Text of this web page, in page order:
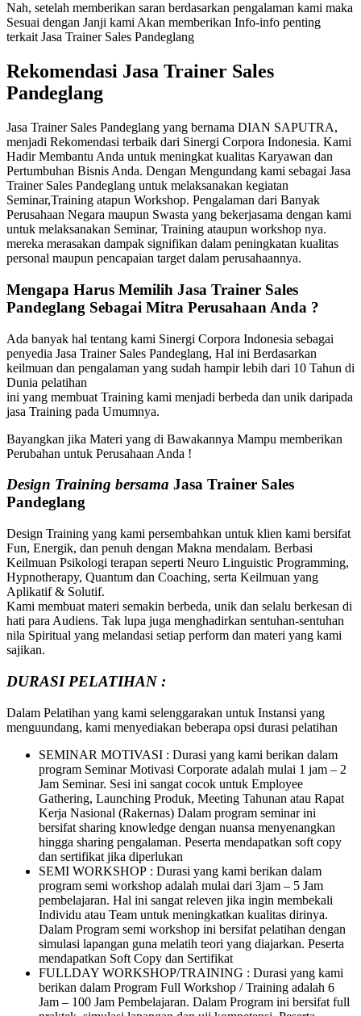
Nah, setelah memberikan saran berdasarkan pengalaman kami maka
Sesuai dengan Janji kami Akan memberikan Info-info penting
terkait Jasa Trainer Sales Pandeglang
Rekomendasi Jasa Trainer Sales
Pandeglang
Jasa Trainer Sales Pandeglang yang bernama DIAN SAPUTRA,
menjadi Rekomendasi terbaik dari Sinergi Corpora Indonesia. Kami
Hadir Membantu Anda untuk meningkat kualitas Karyawan dan
Pertumbuhan Bisnis Anda. Dengan Mengundang kami sebagai Jasa
Trainer Sales Pandeglang untuk melaksanakan kegiatan
Seminar,Training atapun Workshop. Pengalaman dari Banyak
Perusahaan Negara maupun Swasta yang bekerjasama dengan kami
untuk melaksanakan Seminar, Training ataupun workshop nya.
mereka merasakan dampak signifikan dalam peningkatan kualitas
personal maupun pencapaian target dalam perusahaannya.
Mengapa Harus Memilih Jasa Trainer Sales
Pandeglang Sebagai Mitra Perusahaan Anda ?
Ada banyak hal tentang kami Sinergi Corpora Indonesia sebagai
penyedia Jasa Trainer Sales Pandeglang, Hal ini Berdasarkan
keilmuan dan pengalaman yang sudah hampir lebih dari 10 Tahun di
Dunia pelatihan
ini yang membuat Training kami menjadi berbeda dan unik daripada
jasa Training pada Umumnya.
Bayangkan jika Materi yang di Bawakannya Mampu memberikan
Perubahan untuk Perusahaan Anda !
Design Training bersama Jasa Trainer Sales
Pandeglang
Design Training yang kami persembahkan untuk klien kami bersifat
Fun, Energik, dan penuh dengan Makna mendalam. Berbasi
Keilmuan Psikologi terapan seperti Neuro Linguistic Programming,
Hypnotherapy, Quantum dan Coaching, serta Keilmuan yang
Aplikatif & Solutif.
Kami membuat materi semakin berbeda, unik dan selalu berkesan di
hati para Audiens. Tak lupa juga menghadirkan sentuhan-sentuhan
nila Spiritual yang melandasi setiap perform dan materi yang kami
sajikan.
DURASI PELATIHAN :
Dalam Pelatihan yang kami selenggarakan untuk Instansi yang
menguundang, kami menyediakan beberapa opsi durasi pelatihan
SEMINAR MOTIVASI : Durasi yang kami berikan dalam
program Seminar Motivasi Corporate adalah mulai 1 jam – 2
Jam Seminar. Sesi ini sangat cocok untuk Employee
Gathering, Launching Produk, Meeting Tahunan atau Rapat
Kerja Nasional (Rakernas) Dalam program seminar ini
bersifat sharing knowledge dengan nuansa menyenangkan
hingga sharing pengalaman. Peserta mendapatkan soft copy
dan sertifikat jika diperlukan
SEMI WORKSHOP : Durasi yang kami berikan dalam
program semi workshop adalah mulai dari 3jam – 5 Jam
pembelajaran. Hal ini sangat releven jika ingin membekali
Individu atau Team untuk meningkatkan kualitas dirinya.
Dalam Program semi workshop ini bersifat pelatihan dengan
simulasi lapangan guna melatih teori yang diajarkan. Peserta
mendapatkan Soft Copy dan Sertifikat
FULLDAY WORKSHOP/TRAINING : Durasi yang kami
berikan dalam Program Full Workshop / Training adalah 6
Jam – 100 Jam Pembelajaran. Dalam Program ini bersifat full